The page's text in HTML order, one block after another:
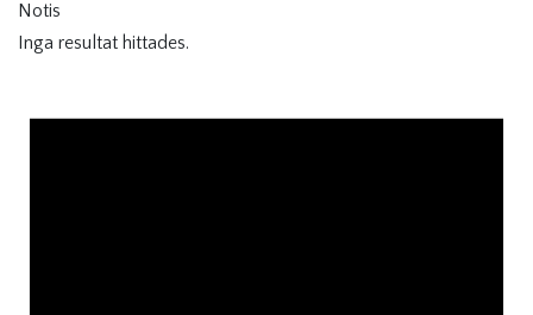
Notis
Inga resultat hittades.